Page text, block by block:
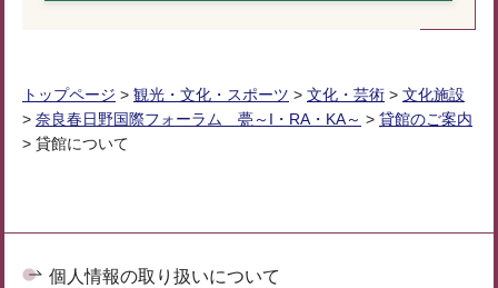
トップページ > 観光・文化・スポーツ > 文化・芸術 > 文化施設
> 奈良春日野国際フォーラム 甍～I・RA・KA～ > 貸館のご案内
> 貸館について
個人情報の取り扱いについて